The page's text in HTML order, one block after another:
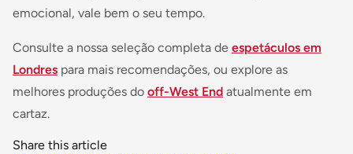
emocional, vale bem o seu tempo.
Consulte a nossa seleção completa de espetáculos em
Londres para mais recomendações, ou explore as
melhores produções do off-West End atualmente em
cartaz.
Share this article